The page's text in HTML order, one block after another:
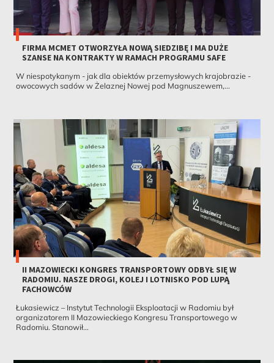
FIRMA MCMET OTWORZYŁA NOWĄ SIEDZIBĘ I MA DUŻE
SZANSE NA KONTRAKTY W RAMACH PROGRAMU SAFE
W niespotykanym - jak dla obiektów przemysłowych krajobrazie -
owocowych sadów w Żelaznej Nowej pod Magnuszewem,...
II MAZOWIECKI KONGRES TRANSPORTOWY ODBYŁ SIĘ W
RADOMIU. NASZE DROGI, KOLEJ I LOTNISKO POD LUPĄ
FACHOWCÓW
Łukasiewicz – Instytut Technologii Eksploatacji w Radomiu był
organizatorem II Mazowieckiego Kongresu Transportowego w
Radomiu. Stanowił...